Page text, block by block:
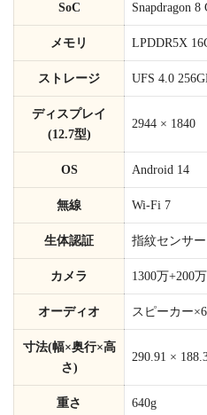
SoC Snapdragon 8
メモリ LPDDR5X
ストレージ UFS 4.0
ディスプレイ
(12.7型)
2944 × 1840
OS Android 14
無線 Wi-Fi 7
生体認証 指紋センサ
カメラ 1300万+200
オーディオ スピーカー
寸法(幅×奥行×高
さ)
290.91 ×
重さ 640g